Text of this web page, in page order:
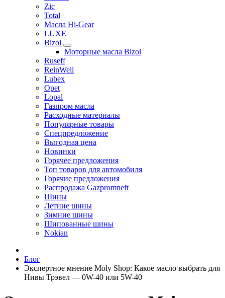
Zic
Total
Масла Hi-Gear
LUXE
Bizol
Моторные масла Bizol
Ruseff
ReinWell
Lubex
Opet
Lopal
Газпром масла
Расходные материалы
Популярные товары
Спецпредложение
Выгодная цена
Новинки
Горячее предложения
Топ товаров для автомобиля
Горячие предложения
Распродажа Gazpromneft
Шины
Летние шины
Зимние шины
Шипованные шины
Nokian
Блог
Экспертное мнение Moly Shop: Какое масло выбрать для
Нивы Трэвел — 0W-40 или 5W-40